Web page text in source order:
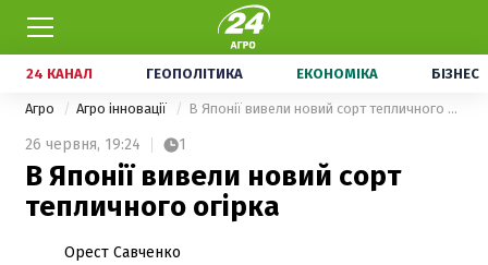
24 КАНАЛ ГЕОПОЛІТИКА ЕКОНОМІКА БІЗНЕС
Агро Агро інновації В Японії вивели новий сорт тепличного огірка
26 червня, 19:24 1
В Японії вивели новий сорт
тепличного огірка
Орест Савченко